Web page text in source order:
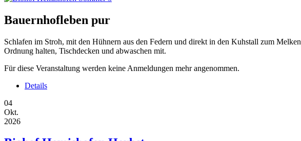
Bauernhofleben pur
Schlafen im Stroh, mit den Hühnern aus den Federn und direkt in den Kuhstall zum
Ordnung halten, Tischdecken und abwaschen mit.
Für diese Veranstaltung werden keine Anmeldungen mehr angenommen.
Details
04
Okt.
2026